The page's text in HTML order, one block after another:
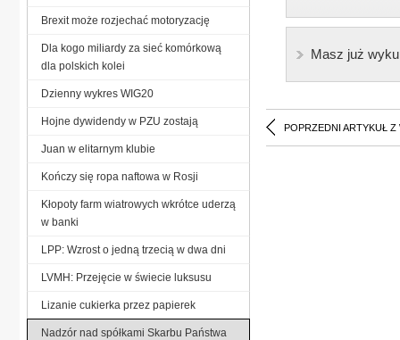
Masz już
POPRZEDNI ARTYKUŁ Z
Brexit może rozjechać motoryzację
Dla kogo miliardy za sieć komórkową
dla polskich kolei
Dzienny wykres WIG20
Hojne dywidendy w PZU zostają
Juan w elitarnym klubie
Kończy się ropa naftowa w Rosji
Kłopoty farm wiatrowych wkrótce uderzą
w banki
LPP: Wzrost o jedną trzecią w dwa dni
LVMH: Przejęcie w świecie luksusu
Lizanie cukierka przez papierek
Nadzór nad spółkami Skarbu Państwa